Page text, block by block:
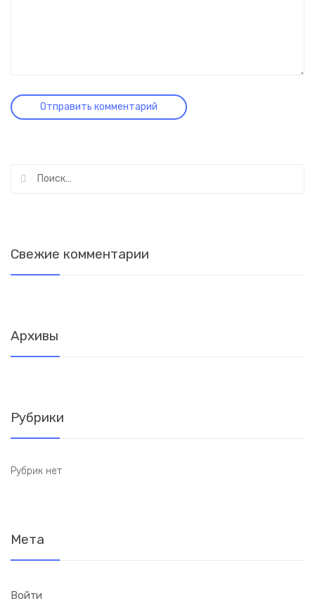
Свежие комментарии
Архивы
Рубрики
Рубрик нет
Мета
Войти